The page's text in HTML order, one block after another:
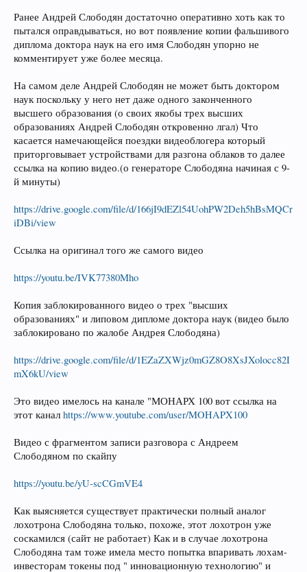
Ранее Андрей Слободян достаточно оперативно хоть как то
пытался оправдываться, но вот появление копии фальшивого
диплома доктора наук на его имя Слободян упорно не
комментирует уже более месяца.
На самом деле Андрей Слободян не может быть доктором
наук поскольку у него нет даже одного законченного
высшего образования (о своих якобы трех высших
образованиях Андрей Слободян откровенно лгал) Что
касается намечающейся поездки видеоблогера который
приторговывает устройствами для разгона облаков то далее
ссылка на копию видео.(о генераторе Слободяна начиная с 9-
й минуты)
https://drive.google.com/file/d/166jI9dEZl54UohPW2Deh5hBsMQCr
iDBi/view
Ссылка на оригинал того же самого видео
https://youtu.be/IVK77380Mho
Копия заблокированного видео о трех "высших
образованиях" и липовом дипломе доктора наук (видео было
заблокировано по жалобе Андрея Слободяна)
https://drive.google.com/file/d/1EZaZXWjz0mGZ8O8XsJXolocc82I
mX6kU/view
Это видео имелось на канале "МОНАРХ 100 вот ссылка на
этот канал https://www.youtube.com/user/MOHAPX100
Видео с фрагментом записи разговора с Андреем
Слободяном по скайпу
https://youtu.be/yU-scCGmVE4
Как выясняется существует практически полный аналог
лохотрона Слободяна только, похоже, этот лохотрон уже
соскамился (сайт не работает) Как и в случае лохотрона
Слободяна там тоже имела место попытка впаривать лохам-
инвесторам токены под " инновационную технологию" и